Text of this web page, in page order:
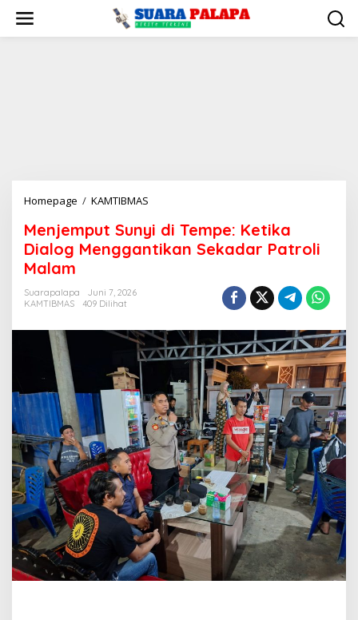
konten
Homepage / KAMTIBMAS
di
Tempe:
Patroli
Malam
Menjemput Sunyi di Tempe: Ketika
Dialog Menggantikan Sekadar Patroli
Malam
Suarapalapa
Juni 7, 2026
KAMTIBMAS
409 Dilihat